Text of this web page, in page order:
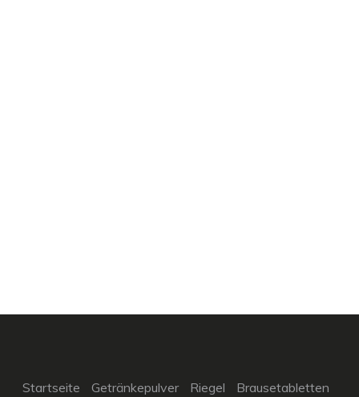
Startseite Getränkepulver Riegel
Brausetabletten